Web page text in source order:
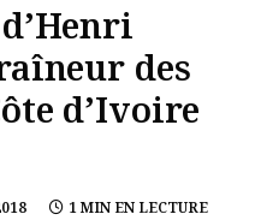
des
d’Ivoire
1 MIN EN LECTURE